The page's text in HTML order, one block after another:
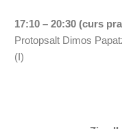
17:10 – 20:30 (curs
Protopsalt Dimos
(I)